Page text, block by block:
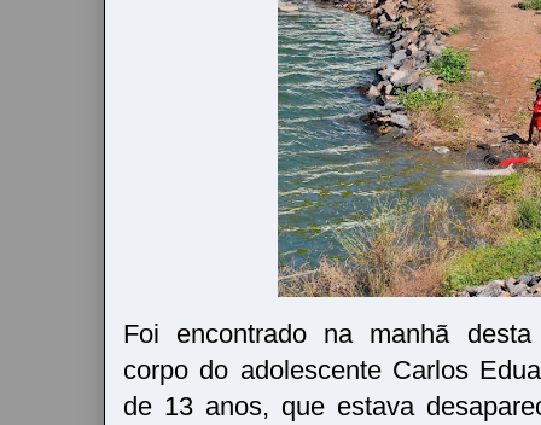
Foi encontrado na manhã
corpo do adolescente Carlos
de 13 anos, que estava